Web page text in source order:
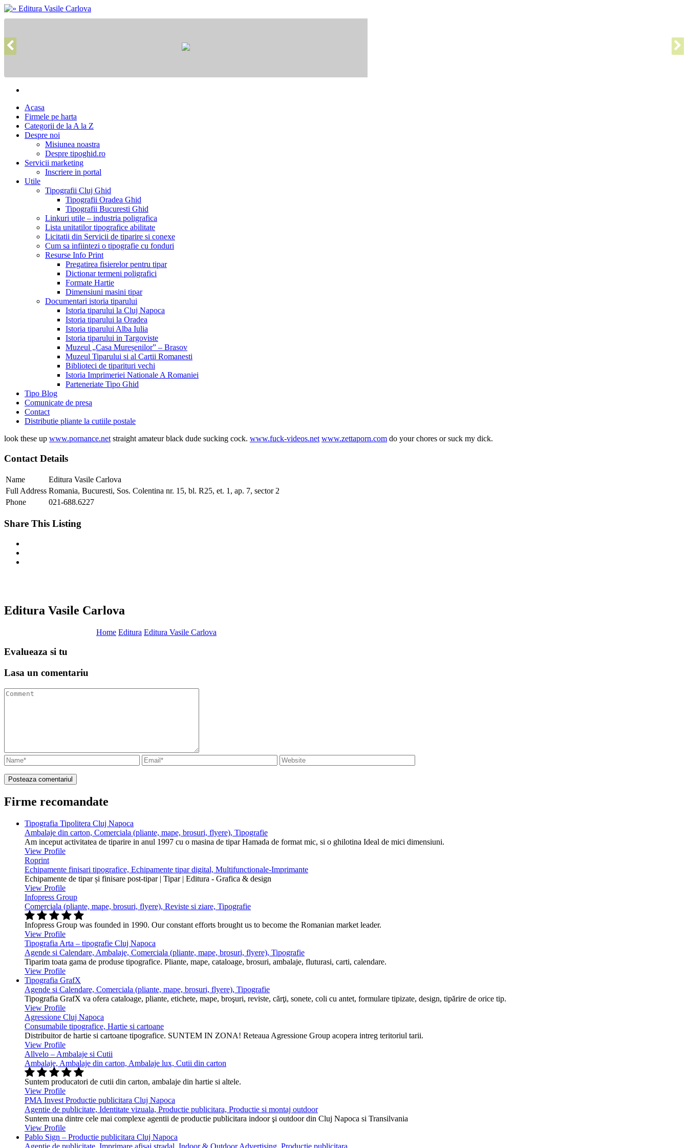
Acasa
Firmele pe harta
Categorii de la A la Z
Despre noi
Misiunea noastra
Despre tipoghid.ro
Servicii marketing
Inscriere in portal
Utile
Tipografii Cluj Ghid
Tipografii Oradea Ghid
Tipografii Bucuresti Ghid
Linkuri utile – industria poligrafica
Lista unitatilor tipografice abilitate
Licitatii din Servicii de tiparire si conexe
Cum sa infiintezi o tipografie cu fonduri
Resurse Info Print
Pregatirea fisierelor pentru tipar
Dictionar termeni poligrafici
Formate Hartie
Dimensiuni masini tipar
Documentari istoria tiparului
Istoria tiparului la Cluj Napoca
Istoria tiparului la Oradea
Istoria tiparului Alba Iulia
Istoria tiparului in Targoviste
Muzeul „Casa Mureșenilor” – Brasov
Muzeul Tiparului si al Cartii Romanesti
Biblioteci de tiparituri vechi
Istoria Imprimeriei Nationale A Romaniei
Parteneriate Tipo Ghid
Tipo Blog
Comunicate de presa
Contact
Distributie pliante la cutiile postale
look these up www.pornance.net straight amateur black dude sucking cock. www.fuck-videos.net www.zettaporn.com do your chores or suck my dick.
Contact Details
Name
Editura Vasile Carlova
Full Address Romania, Bucuresti, Sos. Colentina nr. 15, bl. R25, et. 1, ap. 7, sector 2
Phone
021-688.6227
Share This Listing
Editura Vasile Carlova
Home Editura Editura Vasile Carlova
Evalueaza si tu
Lasa un comentariu
Firme recomandate
Tipografia Tipolitera Cluj Napoca
Ambalaje din carton, Comerciala (pliante, mape, brosuri, flyere), Tipografie
Am inceput activitatea de tiparire in anul 1997 cu o masina de tipar Hamada de format mic, si o ghilotina Ideal de mici dimensiuni.
View Profile
Roprint
Echipamente finisari tipografice, Echipamente tipar digital, Multifunctionale-Imprimante
Echipamente de tipar și finisare post-tipar | Tipar | Editura - Grafica & design
View Profile
Infopress Group
Comerciala (pliante, mape, brosuri, flyere), Reviste si ziare, Tipografie
Infopress Group was founded in 1990. Our constant efforts brought us to become the Romanian market leader.
View Profile
Tipografia Arta – tipografie Cluj Napoca
Agende si Calendare, Ambalaje, Comerciala (pliante, mape, brosuri, flyere), Tipografie
Tiparim toata gama de produse tipografice. Pliante, mape, cataloage, brosuri, ambalaje, fluturasi, carti, calendare.
View Profile
Tipografia GrafX
Agende si Calendare, Comerciala (pliante, mape, brosuri, flyere), Tipografie
Tipografia GrafX va ofera cataloage, pliante, etichete, mape, broşuri, reviste, cărţi, sonete, coli cu antet, formulare tipizate, design, tipărire de orice tip.
View Profile
Agressione Cluj Napoca
Consumabile tipografice, Hartie si cartoane
Distribuitor de hartie si cartoane tipografice. SUNTEM IN ZONA! Reteaua Agressione Group acopera intreg teritoriul tarii.
View Profile
Allvelo – Ambalaje si Cutii
Ambalaje, Ambalaje din carton, Ambalaje lux, Cutii din carton
Suntem producatori de cutii din carton, ambalaje din hartie si altele.
View Profile
PMA Invest Productie publicitara Cluj Napoca
Agentie de publicitate, Identitate vizuala, Productie publicitara, Productie si montaj outdoor
Suntem una dintre cele mai complexe agentii de productie publicitara indoor şi outdoor din Cluj Napoca si Transilvania
View Profile
Pablo Sign – Productie publicitara Cluj Napoca
Agentie de publicitate, Imprimare afisaj stradal, Indoor & Outdoor Advertising, Productie publicitara